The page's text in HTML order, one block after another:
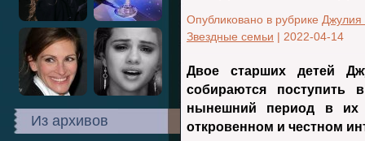
Из архивов
Опубликовано в рубрике Джулия
Звездные семьи | 2022-04-14
Двое старших детей
собираются поступить
нынешний период в их
откровенном и честном